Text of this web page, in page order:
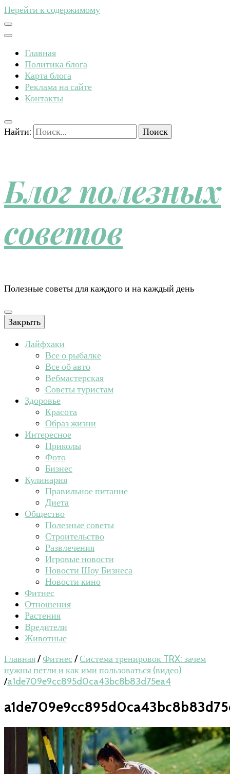
Перейти к содержимому
Главная
Политика блога
Карта блога
Реклама на сайте
Контакты
Найти:
Блог полезных
советов
Полезные советы для каждого и на каждый день
Закрыть
Лайфхаки
Все о рыбалке
Все об авто
Вебмастерская
Советы туристам
Здоровье
Красота
Образ жизни
Интересное
Приколы
Фото
Бизнес
Кулинария
Правильное питание
Диета
Общество
Полезные советы
Строительство
Развлечения
Игровые новости
Новости Шоу Бизнеса
Новости кино
Фитнес
Отношения
Растения
Вредители
Животные
Главная/Фитнес/Система тренировок TRX: зачем
нужны петли и как ими пользоваться (видео)
/a1de709e9cc895d0ca43bc8b83d75ea4